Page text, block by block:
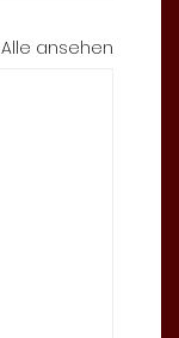
Alle ansehen